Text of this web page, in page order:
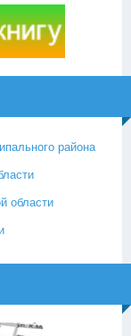
района
области